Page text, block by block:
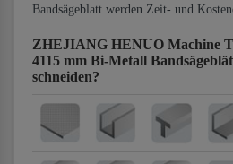
Bandsägeblatt werden Zeit- und
ZHEJIANG HENUO Machine
4115 mm Bi-Metall
schneiden?